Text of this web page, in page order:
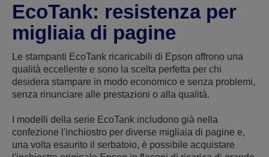
EcoTank: resistenza per
migliaia di pagine
Le stampanti EcoTank ricaricabili di Epson offrono una
qualità eccellente e sono la scelta perfetta per chi
desidera stampare in modo economico e senza problemi,
senza rinunciare alle prestazioni o alla qualità.
I modelli della serie EcoTank includono già nella
confezione l'inchiostro per diverse migliaia di pagine e,
una volta esaurito il serbatoio, è possibile acquistare